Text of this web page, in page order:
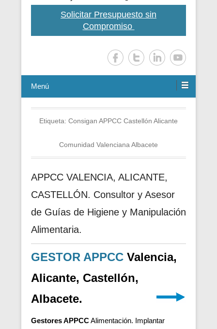
Solicitar Presupuesto sin
Compromiso
Menú
Etiqueta: Consigan APPCC Castellón Alicante
Comunidad Valenciana Albacete
APPCC VALENCIA, ALICANTE,
CASTELLÓN. Consultor y Asesor
de Guías de Higiene y Manipulación
Alimentaria.
GESTOR APPCC Valencia,
Alicante, Castellón,
Albacete.
Gestores APPCCAlimentación. Implantar